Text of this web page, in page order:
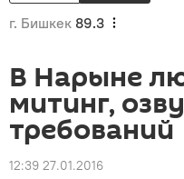
г. Бишкек 89.3
В Нарыне
митинг,
требований
12:39 27.01.2016